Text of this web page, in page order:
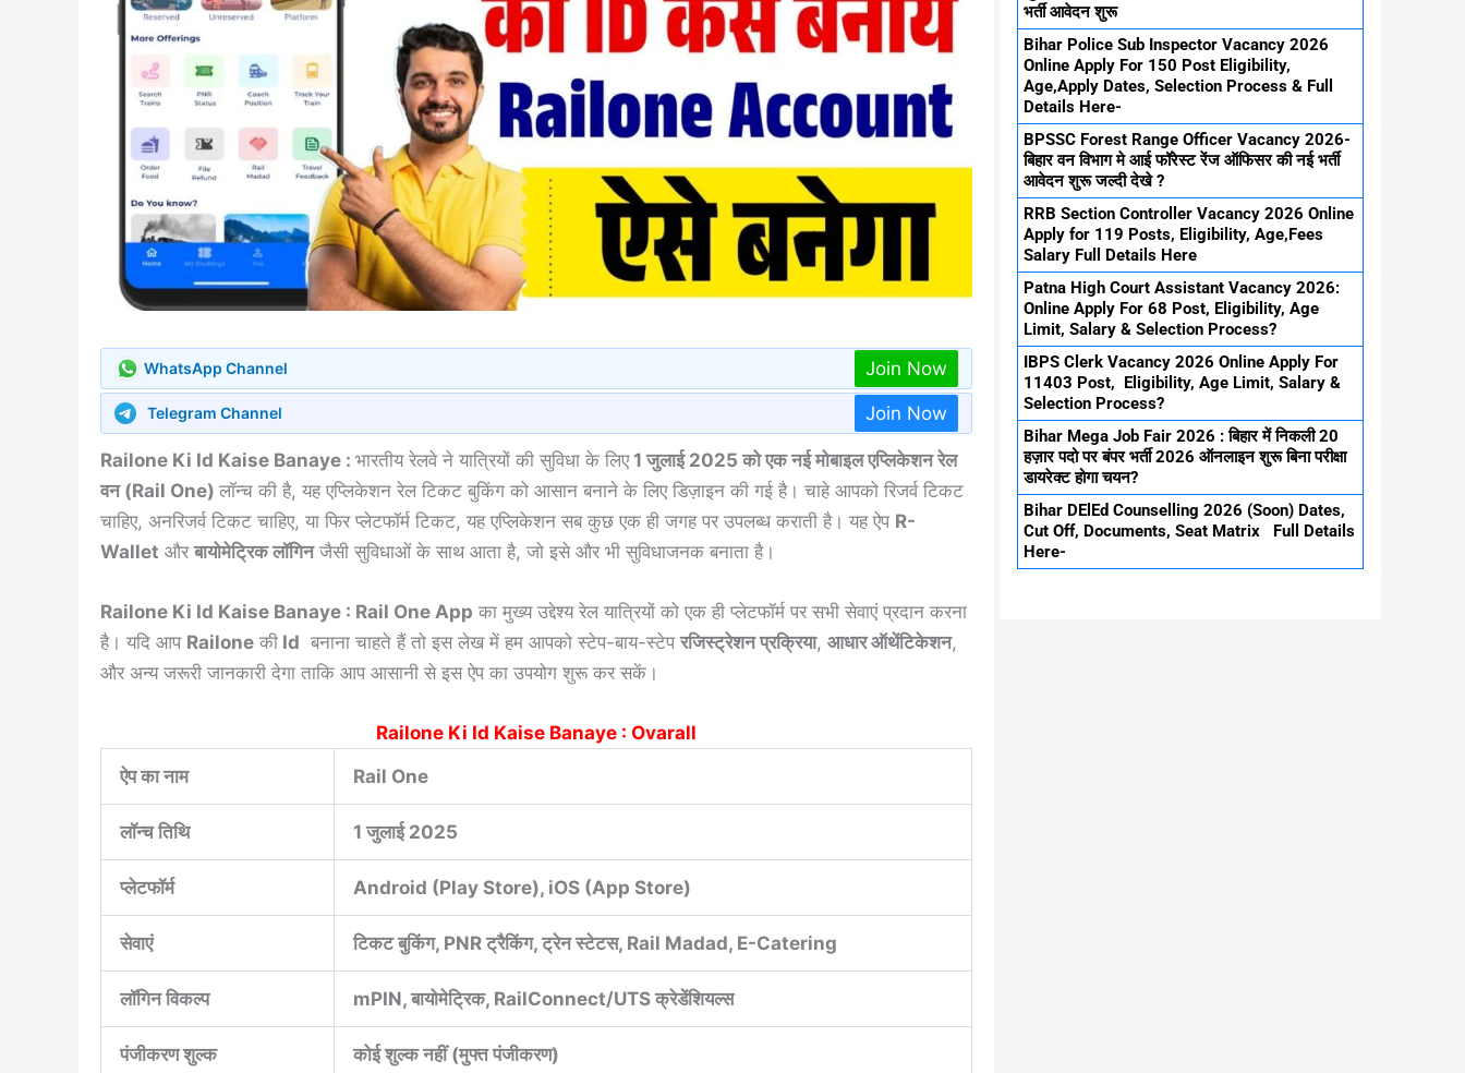
WhatsApp Channel Join Now
Telegram Channel Join Now
Railone Ki Id Kaise Banaye : भारतीय रेलवे ने यात्रियों की सुविधा के लिए1 जुलाई 2025 को एक नई मोबाइल एप्लिकेशन रेल
वन (Rail One) लॉन्च की है, यह एप्लिकेशन रेल टिकट बुकिंग को आसान बनाने के लिए डिज़ाइन की गई है। चाहे आपको रिजर्व टिकट
चाहिए, अनरिजर्व टिकट चाहिए, या फिर प्लेटफॉर्म टिकट, यह एप्लिकेशन सब कुछ एक ही जगह पर उपलब्ध कराती है। यह ऐप R-
Wallet और बायोमेट्रिक लॉगिनजैसी सुविधाओं के साथ आता है, जो इसे और भी सुविधाजनक बनाता है।
Railone Ki Id Kaise Banaye : Rail One App का मुख्य उद्देश्य रेल यात्रियों को एक ही प्लेटफॉर्म पर सभी सेवाएं प्रदान करना
है। यदि आप Railone की Id बनाना चाहते हैं तो इस लेख में हम आपको स्टेप-बाय-स्टेप रजिस्ट्रेशन प्रक्रिया, आधार ऑथेंटिकेशन,
और अन्य जरूरी जानकारी देगा ताकि आप आसानी से इस ऐप का उपयोग शुरू कर सकें।
Railone Ki Id Kaise Banaye : Ovarall
ऐप का नाम
Rail One
लॉन्च तिथि 1 जुलाई 2025
प्लेटफॉर्म Android (Play Store), iOS (App Store)
सेवाएं टिकट बुकिंग, PNR ट्रैकिंग, ट्रेन स्टेटस, Rail Madad, E-Catering
लॉगिन विकल्प mPIN, बायोमेट्रिक, RailConnect/UTS क्रेडेंशियल्स
पंजीकरण शुल्क कोई शुल्क नहीं (मुफ्त पंजीकरण)
भर्ती आवेदन शुरू
Bihar Police Sub Inspector Vacancy 2026
Online Apply For 150 Post Eligibility,
Age,Apply Dates, Selection Process & Full
Details Here-
BPSSC Forest Range Officer Vacancy 2026-
बिहार वन विभाग मे आई फॉरेस्ट रेंज ऑफिसर की नई भर्ती
आवेदन शुरू जल्दी देखे ?
RRB Section Controller Vacancy 2026 Online
Apply for 119 Posts, Eligibility, Age,Fees
Salary Full Details Here
Patna High Court Assistant Vacancy 2026:
Online Apply For 68 Post, Eligibility, Age
Limit, Salary & Selection Process?
IBPS Clerk Vacancy 2026 Online Apply For
11403 Post, Eligibility, Age Limit, Salary &
Selection Process?
Bihar Mega Job Fair 2026 : बिहार में निकली 20
हज़ार पदो पर बंपर भर्ती 2026 ऑनलाइन शुरू बिना परीक्षा
डायरेक्ट होगा चयन?
Bihar DElEd Counselling 2026 (Soon) Dates,
Cut Off, Documents, Seat Matrix Full Details
Here-